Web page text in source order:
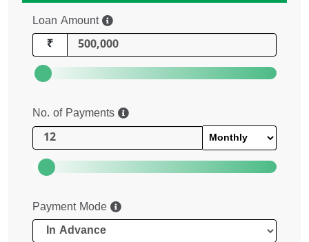
Loan Amount
₹
No. of Payments
Payment Mode